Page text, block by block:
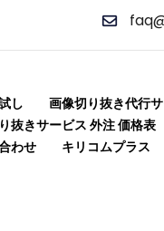
切り
をご提供!
し 画像切り抜き代行
抜きサービス 外注 価格表
わせ
キリコムプラス